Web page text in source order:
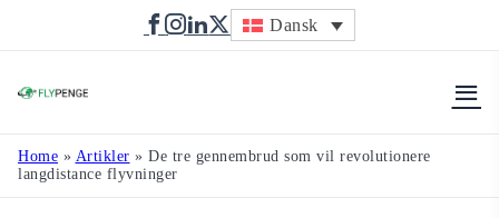
Dansk
Home » Artikler » De tre gennembrud som vil revolutionere
langdistance flyvninger